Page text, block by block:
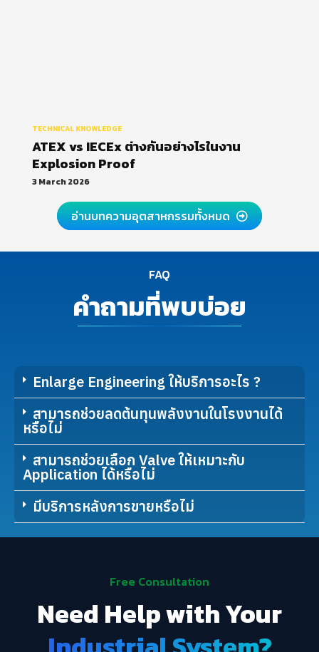
TECHNICAL KNOWLEDGE
ATEX vs IECEx ต่างกันอย่างไรในงาน
Explosion Proof
3 March 2026
อ่านบทความอุตสาหกรรมทั้งหมด
FAQ
คำถามที่พบบ่อย
Enlarge Engineering ให้บริการอะไร ?
สามารถช่วยลดต้นทุนพลังงานในโรงงานได้
หรือไม่
สามารถช่วยเลือก Valve ให้เหมาะกับ
Application ได้หรือไม่
มีบริการหลังการขายหรือไม่
Free Consultation
Need Help with Your